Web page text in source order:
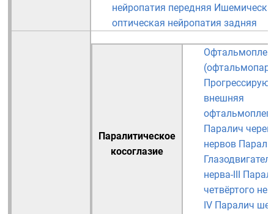
нейропатия передняя
оптическая нейропатия задняя
Паралитическое
косоглазие
внешняя
Паралич
нервов
нерва-III
четвёртого
IV Паралич